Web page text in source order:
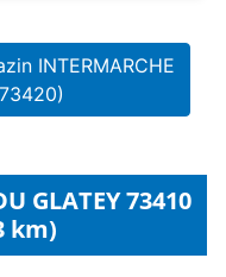
INTERMARCHE
GLATEY 73410
km)